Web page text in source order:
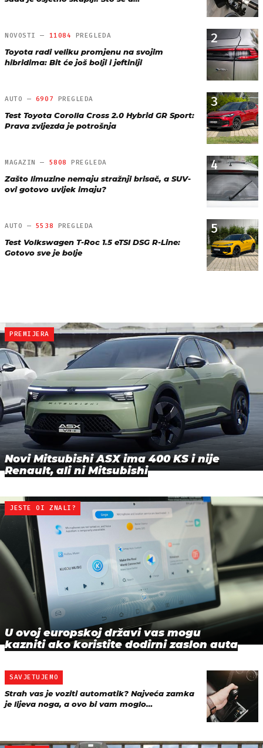
2
NOVOSTI — 11084 PREGLEDA
Toyota radi veliku promjenu na svojim
hibridima: Bit će još bolji i jeftiniji
3
AUTO — 6907 PREGLEDA
Test Toyota Corolla Cross 2.0 Hybrid GR Sport:
Prava zvijezda je potrošnja
4
MAGAZIN — 5808 PREGLEDA
Zašto limuzine nemaju stražnji brisač, a SUV-
ovi gotovo uvijek imaju?
5
AUTO — 5538 PREGLEDA
Test Volkswagen T-Roc 1.5 eTSI DSG R-Line:
Gotovo sve je bolje
PREMIJERA
Novi Mitsubishi ASX ima 400 KS i nije
Renault, ali ni Mitsubishi
JESTE OI ZNALI?
U ovoj europskoj državi vas mogu
kazniti ako koristite dodirni zaslon auta
SAVJETUJEMO
Strah vas je voziti automatik? Najveća zamka
je lijeva noga, a ovo bi vam moglo…